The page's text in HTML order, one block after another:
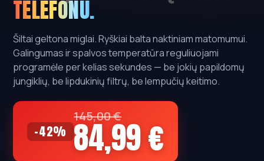
TELEFONU.
Šiltai geltona miglai. Ryškiai balta naktiniam matomumui.
Galingumas ir spalvos temperatūra reguliuojami
programėle per kelias sekundes — be jokių papildomų
jungiklių, be lipdukinių filtrų, be lempučių keitimo.
-42%
145,00 €
84,99 €